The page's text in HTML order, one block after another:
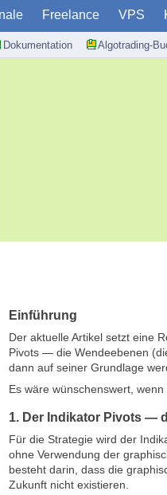
Freelance VPS
Dokumentation Algotrading-
Einführung
Der aktuelle Artikel setzt eine
Pivots — die Wendeebenen
dann auf seiner Grundlage
Es wäre wünschenswert,
1. Der Indikator Pivots —
Für die Strategie wird der
ohne Verwendung der
besteht darin, dass die
Zukunft nicht existieren.